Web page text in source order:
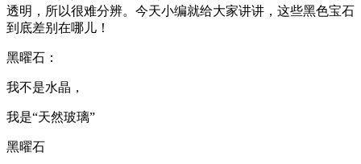
透明，所以很难分辨。今天小编就给大家讲讲，这些黑色宝石
到底差别在哪儿！
黑曜石：
我不是水晶，
我是“天然玻璃”
黑曜石